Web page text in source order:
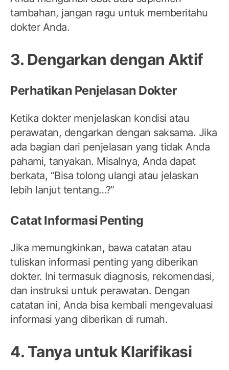
tambahan, jangan ragu untuk memberitahu
dokter Anda.
3. Dengarkan dengan Aktif
Perhatikan Penjelasan Dokter
Ketika dokter menjelaskan kondisi atau
perawatan, dengarkan dengan saksama. Jika
ada bagian dari penjelasan yang tidak Anda
pahami, tanyakan. Misalnya, Anda dapat
berkata, “Bisa tolong ulangi atau jelaskan
lebih lanjut tentang…?”
Catat Informasi Penting
Jika memungkinkan, bawa catatan atau
tuliskan informasi penting yang diberikan
dokter. Ini termasuk diagnosis, rekomendasi,
dan instruksi untuk perawatan. Dengan
catatan ini, Anda bisa kembali mengevaluasi
informasi yang diberikan di rumah.
4. Tanya untuk Klarifikasi